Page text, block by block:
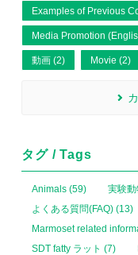
Examples of Previous
Media Promotion
動画 (2) Movie (2)
タグ / Tags
Animals (59) 実験
よくある質問(FAQ) (13)
Marmoset related
SDT fatty ラット (7)